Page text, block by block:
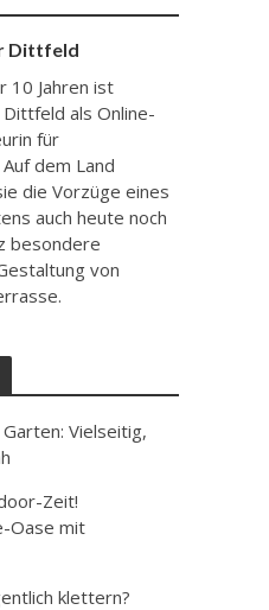
Dittfeld
10 Jahren ist
als Online-
für
dem Land
die Vorzüge eines
auch heute noch
besondere
von
Vielseitig,
Zeit!
Oase mit
klettern?